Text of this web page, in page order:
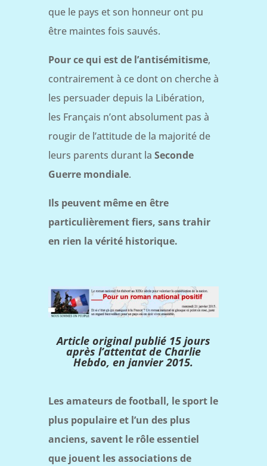
que le pays et son honneur ont pu
être maintes fois sauvés.
Pour ce qui est de l’antisémitisme,
contrairement à ce dont on cherche à
les persuader depuis la Libération,
les Français n’ont absolument pas à
rougir de l’attitude de la majorité de
leurs parents durant la Seconde
Guerre mondiale.
Ils peuvent même en être
particulièrement fiers, sans trahir
en rien la vérité historique.
Article original publié 15 jours
après l’attentat de Charlie
Hebdo, en janvier 2015.
Les amateurs de football, le sport le
plus populaire et l’un des plus
anciens, savent le rôle essentiel
que jouent les associations de